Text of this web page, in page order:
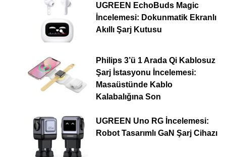
UGREEN EchoBuds Magic
İncelemesi: Dokunmatik Ekranlı
Akıllı Şarj Kutusu
Philips 3’ü 1 Arada Qi Kablosuz
Şarj İstasyonu İncelemesi:
Masaüstünde Kablo
Kalabalığına Son
UGREEN Uno RG İncelemesi:
Robot Tasarımlı GaN Şarj Cihazı